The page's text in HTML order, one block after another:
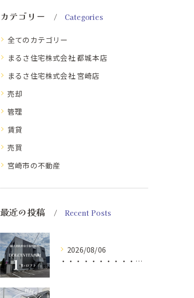
カテゴリー Categories
全てのカテゴリー
まるさ住宅株式会社 都城本店
まるさ住宅株式会社 宮崎店
売却
管理
賃貸
売買
宮崎市の不動産
最近の投稿 Recent Posts
2026/08/06
・・・・・・・・・・・・・・・・・・・・・・・・・・ ...